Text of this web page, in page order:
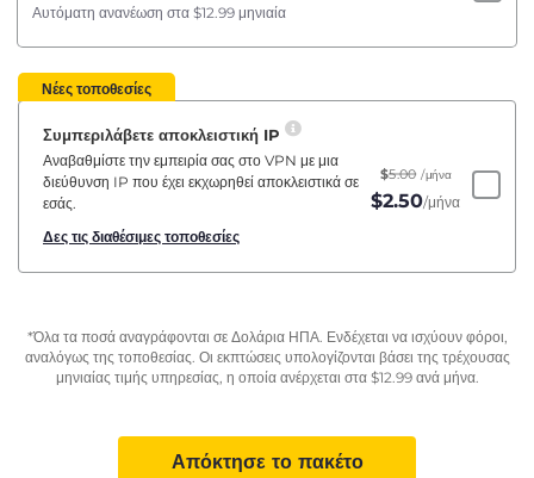
Αυτόματη ανανέωση στα $12.99 μηνιαία
Νέες τοποθεσίες
Συμπεριλάβετε αποκλειστική IP
Αναβαθμίστε την εμπειρία σας στο VPN με μια
διεύθυνση IP που έχει εκχωρηθεί αποκλειστικά σε
εσάς.
Δες τις διαθέσιμες τοποθεσίες
$5.00 /μήνα
$2.50/μήνα
*Όλα τα ποσά αναγράφονται σε Δολάρια ΗΠΑ. Ενδέχεται να ισχύουν φόροι,
αναλόγως της τοποθεσίας. Οι εκπτώσεις υπολογίζονται βάσει της τρέχουσας
μηνιαίας τιμής υπηρεσίας, η οποία ανέρχεται στα $12.99ανά μήνα.
Απόκτησε το πακέτο